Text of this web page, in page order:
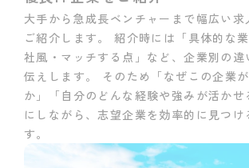
大手から急成長ベンチャーまで幅広い求
ご紹介します。 紹介時には「具体的な
社風・マッチする点」など、企業別の違
伝えします。 そのため「なぜこの企業
か」「自分のどんな経験や強みが活かせ
にしながら、志望企業を効率的に見つけ
す。